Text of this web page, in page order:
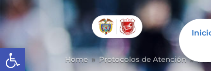
Abrir barra de herramientas
Home 9 Protocolos de Atención 9